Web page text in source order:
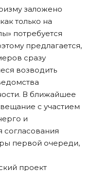
заложено
только на
потребуется
предлагается,
сразу
возводить
В ближайшее
с участием
и
согласования
первой очереди,
проект